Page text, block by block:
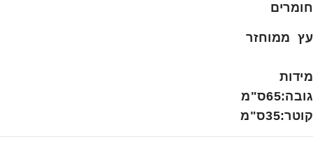
חומרים
עץ ממוחזר
מידות
גובה:65ס"מ
קוטר:35ס"מ